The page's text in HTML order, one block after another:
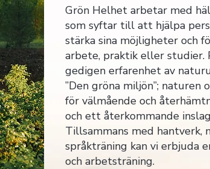
Grön Helhet arbetar med
som syftar till att hjälpa
stärka sina möjligheter och
arbete, praktik eller studier.
gedigen erfarenhet av
”Den gröna miljön”;
för välmående och
och ett återkommande
Tillsammans med hantverk,
språkträning kan vi erbjuda
och arbetsträning.